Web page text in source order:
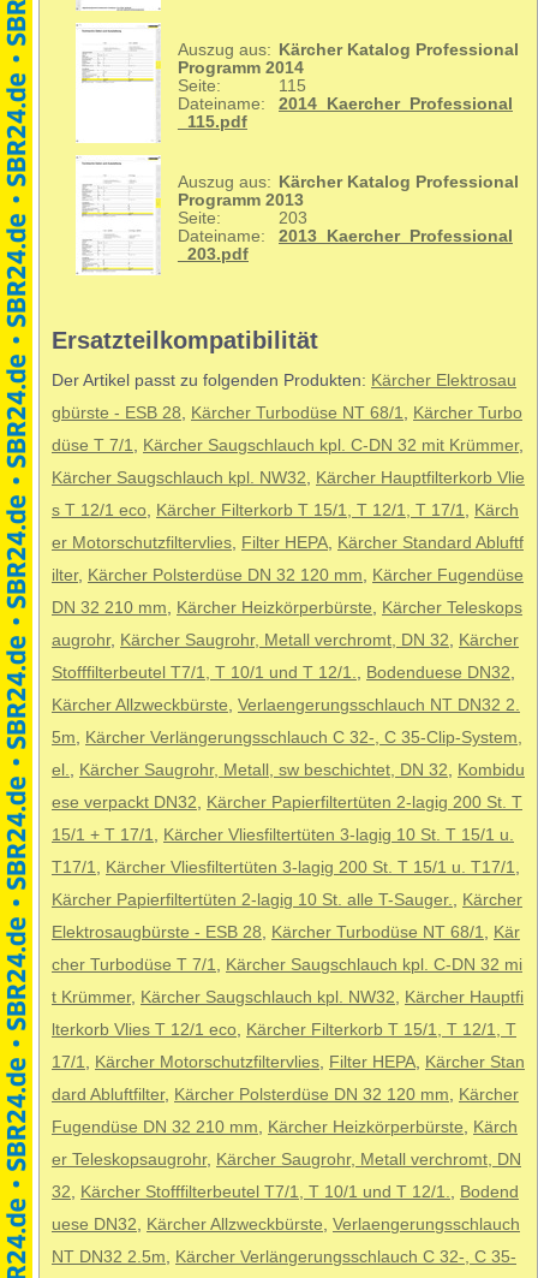
Auszug aus:
Kärcher Katalog Professional
Programm 2014
Seite:
115
Dateiname:
2014_Kaercher_Professional
_115.pdf
Auszug aus:
Kärcher Katalog Professional
Programm 2013
Seite:
203
Dateiname:
2013_Kaercher_Professional
_203.pdf
Ersatzteilkompatibilität
Der Artikel passt zu folgenden Produkten: Kärcher Elektrosau
gbürste - ESB 28
Kärcher Turbodüse NT 68/1
Kärcher Turbo
düse T 7/1
Kärcher Saugschlauch kpl. C-DN 32 mit Krümmer,
Kärcher Saugschlauch kpl. NW32
Kärcher Hauptfilterkorb Vlie
s T 12/1 eco Kärcher Filterkorb T 15/1, T 12/1, T 17/1
Kärch
er Motorschutzfiltervlies Filter HEPA Kärcher Standard Abluftf
ilter, Kärcher Polsterdüse DN 32 120 mm
Kärcher Fugendüse
DN 32 210 mm
Kärcher Heizkörperbürste
Kärcher Teleskops
augrohr, Kärcher Saugrohr, Metall verchromt, DN 32
Kärcher
Stofffilterbeutel T7/1, T 10/1 und T 12/1.
Bodenduese DN32
Kärcher Allzweckbürste Verlaengerungsschlauch NT DN32 2.
5m
Kärcher Verlängerungsschlauch C 32-, C 35-Clip-System,
el.
Kärcher Saugrohr, Metall, sw beschichtet, DN 32
Kombidu
ese verpackt DN32
Kärcher Papierfiltertüten 2-lagig 200 St. T
15/1 + T 17/1
Kärcher Vliesfiltertüten 3-lagig 10 St. T 15/1 u.
T17/1
Kärcher Vliesfiltertüten 3-lagig 200 St. T 15/1 u. T17/1
Kärcher Papierfiltertüten 2-lagig 10 St. alle T-Sauger.
Kärcher
Elektrosaugbürste - ESB 28
Kärcher Turbodüse NT 68/1
Kär
cher Turbodüse T 7/1
Kärcher Saugschlauch kpl. C-DN 32 mi
t Krümmer, Kärcher Saugschlauch kpl. NW32
Kärcher Hauptfi
lterkorb Vlies T 12/1 eco Kärcher Filterkorb T 15/1, T 12/1, T
17/1
Kärcher Motorschutzfiltervlies Filter HEPA Kärcher Stan
dard Abluftfilter, Kärcher Polsterdüse DN 32 120 mm
Kärcher
Fugendüse DN 32 210 mm
Kärcher Heizkörperbürste
Kärch
er Teleskopsaugrohr, Kärcher Saugrohr, Metall verchromt, DN
32
Kärcher Stofffilterbeutel T7/1, T 10/1 und T 12/1.
Bodend
uese DN32
Kärcher Allzweckbürste Verlaengerungsschlauch
NT DN32 2.5m
Kärcher Verlängerungsschlauch C 32-, C 35-